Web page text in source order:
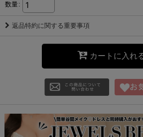
数量:
返品特約に関する重要事項
カートに入れ